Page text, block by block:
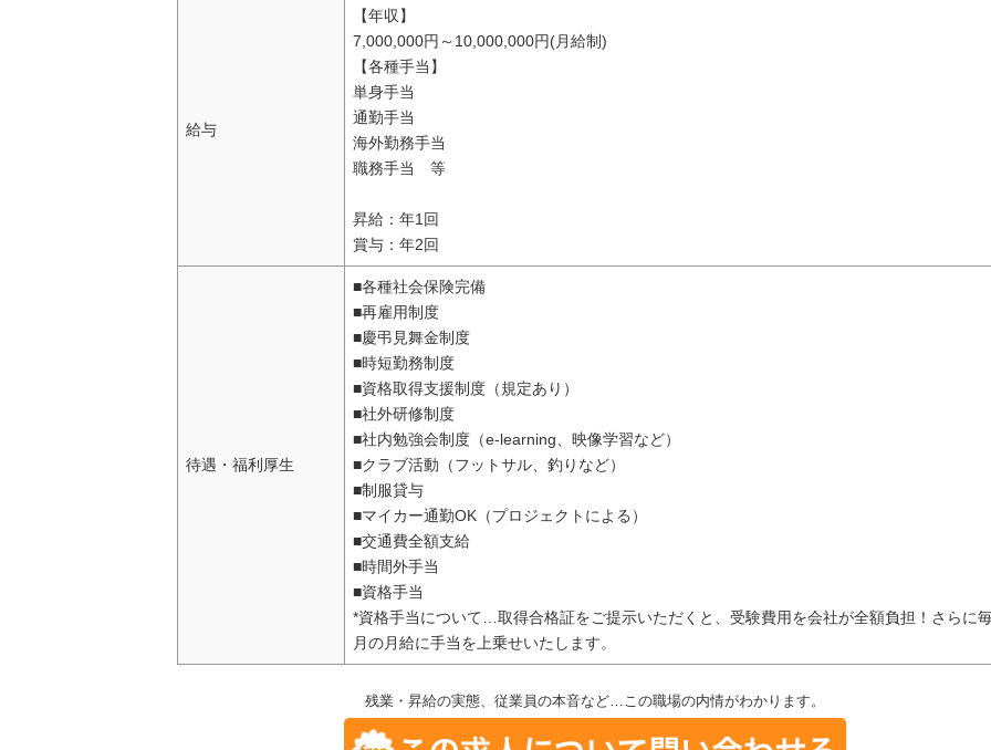
給与
【年収】
7,000,000円～10,000,000円(月給制)
【各種手当】
単身手当
通勤手当
海外勤務手当
職務手当 等
昇給：年1回
賞与：年2回
待遇・福利厚生
■各種社会保険完備
■再雇用制度
■慶弔見舞金制度
■時短勤務制度
■資格取得支援制度（規定あり）
■社外研修制度
■社内勉強会制度（e-learning、映像学習など）
■クラブ活動（フットサル、釣りなど）
■制服貸与
■マイカー通勤OK（プロジェクトによる）
■交通費全額支給
■時間外手当
■資格手当
*資格手当について…取得合格証をご提示いただくと、受験費用を会社が全額負担！さらに
月の月給に手当を上乗せいたします。
残業・昇給の実態、従業員の本音など…この職場の内情がわかります。